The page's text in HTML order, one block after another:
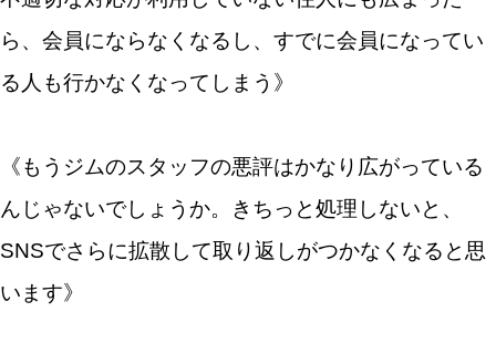
ら、会員にならなくなるし、すでに会員になってい
る人も行かなくなってしまう》
《もうジムのスタッフの悪評はかなり広がっている
んじゃないでしょうか。きちっと処理しないと、
SNSでさらに拡散して取り返しがつかなくなると思
います》